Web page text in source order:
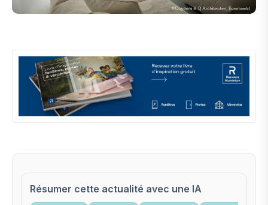
Résumer cette actualité avec une IA